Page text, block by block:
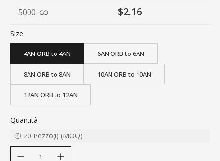
5000- $2.16
Size
4AN ORB to 4AN 6AN ORB to 6AN
8AN ORB to 8AN 10AN ORB to 10AN
12AN ORB to 12AN
Quantità
20 Pezzo(i) (MOQ)